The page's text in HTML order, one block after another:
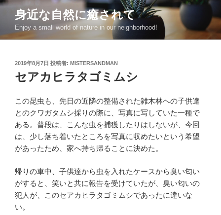
コ
ン
身近な自然に癒されて
Enjoy a small world of nature in our neighborhood!
投
稿
日:
2019年8月7日 投稿者: MISTERSANDMAN
セアカヒラタゴミムシ
この昆虫も、先日の近隣の整備された雑木林への子供達
とのクワガタムシ採りの際に、写真に写していた一種で
ある。普段は、こんな虫を捕獲したりはしないが、今回
は、少し落ち着いたところを写真に収めたいという希望
があったため、家へ持ち帰ることに決めた。
帰りの車中、子供達から虫を入れたケースから臭い匂い
がすると、笑いと共に報告を受けていたが、臭い匂いの
犯人が、このセアカヒラタゴミムシであったに違いな
い。